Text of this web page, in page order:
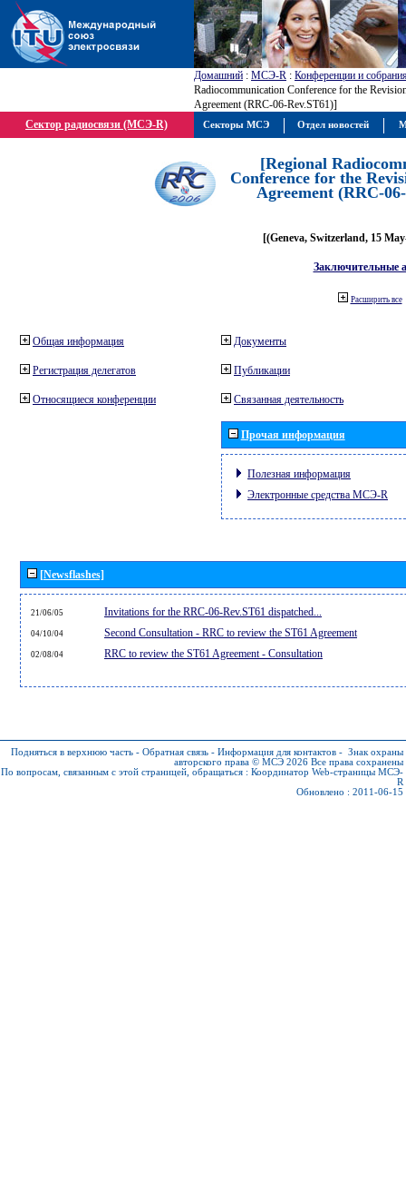
Домашний : МСЭ-R : Конференции и
Radiocommunication Conference for the
Agreement (RRC-06-Rev.ST61)]
Сектор радиосвязи (МСЭ-R)
[Regional
Conference for the
Agreement (RRC-
[(Geneva, Switzerland, 15
Заключительные
Расширить все
Общая информация
Регистрация делегатов
Относящиеся конференции
Документы
Публикации
Связанная деятельность
Прочая информация
Полезная информация
Электронные средства МСЭ-R
[Newsflashes]
21/06/05 Invitations for the RRC-06-Rev.ST61 dispatched...
04/10/04 Second Consultation - RRC to review the ST61 Agreement
02/08/04 RRC to review the ST61 Agreement - Consultation
Подняться в верхнюю часть - Обратная связь - Информация для контактов - Знак охраны
авторского права © МСЭ 2026 Все права сохранены
По вопросам, связанным с этой страницей, обращаться : Координатор Web-страницы МСЭ-
R
Обновлено : 2011-06-15
Секторы МСЭ Отдел новостей